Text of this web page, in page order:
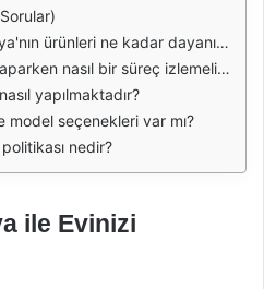
ürünleri ne kadar dayanıklıdır?
nasıl bir süreç izlemeliyim?
yapılmaktadır?
model seçenekleri var mı?
nedir?
ile Evinizi